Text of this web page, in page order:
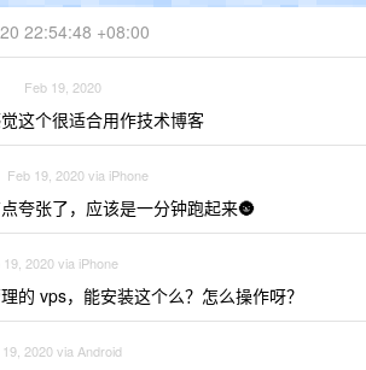
22:54:48 +08:00
Feb 19, 2020
这个很适合用作技术博客
Feb 19, 2020 via iPhone
夸张了，应该是一分钟跑起来🌚
19, 2020 via iPhone
的 vps，能安装这个么？怎么操作呀？
2020 via Android